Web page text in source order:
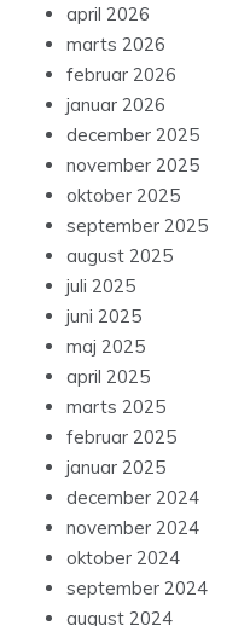
april 2026
marts 2026
februar 2026
januar 2026
december 2025
november 2025
oktober 2025
september 2025
august 2025
juli 2025
juni 2025
maj 2025
april 2025
marts 2025
februar 2025
januar 2025
december 2024
november 2024
oktober 2024
september 2024
august 2024